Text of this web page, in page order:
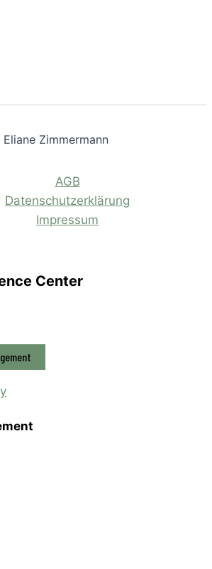
Zimmermann
AGB
Datenschutzerklärung
Impressum
Center